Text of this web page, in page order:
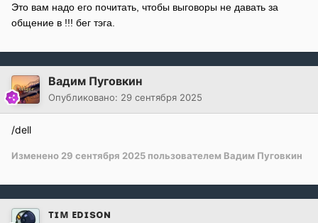
Это вам надо его почитать, чтобы выговоры не давать за
общение в !!! бег тэга.
Вадим Пуговкин
Опубликовано: 29 сентября 2025
/dell
Изменено 29 сентября 2025 пользователем Вадим Пуговкин
ᴛɪᴍ ᴇᴅɪsᴏɴ